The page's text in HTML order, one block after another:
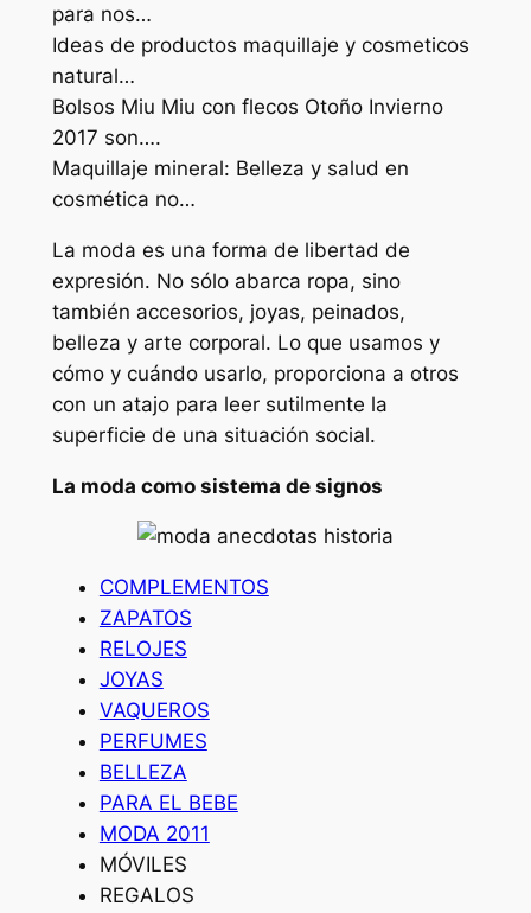
para nos…
Ideas de productos maquillaje y cosmeticos
natural…
Bolsos Miu Miu con flecos Otoño Invierno
2017 son….
Maquillaje mineral: Belleza y salud en
cosmética no…
La moda es una forma de libertad de
expresión. No sólo abarca ropa, sino
también accesorios, joyas, peinados,
belleza y arte corporal. Lo que usamos y
cómo y cuándo usarlo, proporciona a otros
con un atajo para leer sutilmente la
superficie de una situación social.
La moda como sistema de signos
COMPLEMENTOS
ZAPATOS
RELOJES
JOYAS
VAQUEROS
PERFUMES
BELLEZA
PARA EL BEBE
MODA 2011
MÓVILES
REGALOS